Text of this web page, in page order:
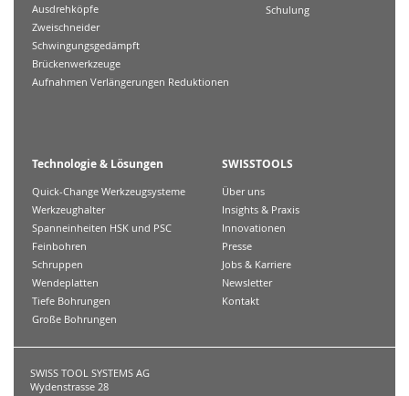
Ausdrehköpfe
Zweischneider
Schwingungsgedämpft
Brückenwerkzeuge
Aufnahmen Verlängerungen Reduktionen
Schulung
Technologie & Lösungen
Quick-Change Werkzeugsysteme
Werkzeughalter
Spanneinheiten HSK und PSC
Feinbohren
Schruppen
Wendeplatten
Tiefe Bohrungen
Große Bohrungen
SWISSTOOLS
Über uns
Insights & Praxis
Innovationen
Presse
Jobs & Karriere
Newsletter
Kontakt
SWISS TOOL SYSTEMS AG
Wydenstrasse 28